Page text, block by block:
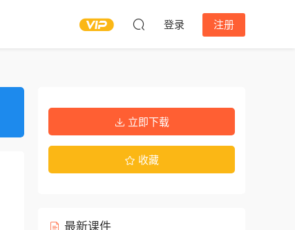
登录 注册
立即下载
收藏
最新课件